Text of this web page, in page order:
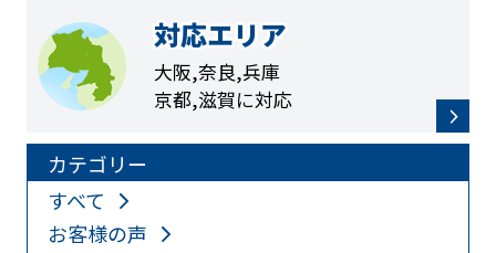
対応エリア
大阪,奈良,兵庫
京都,滋賀に対応
カテゴリー
すべて
お客様の声